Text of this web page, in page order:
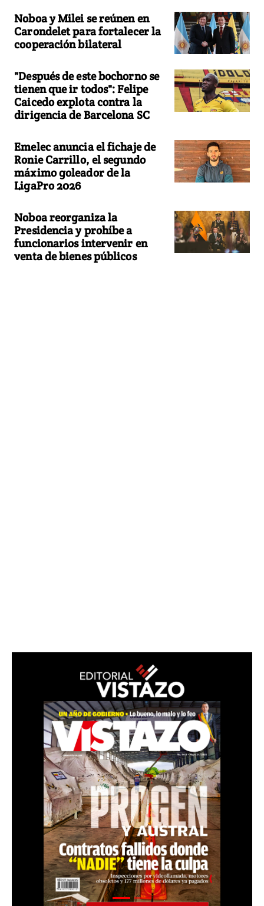
Noboa y Milei se reúnen en
Carondelet para fortalecer la
cooperación bilateral
"Después de este bochorno se
tienen que ir todos": Felipe
Caicedo explota contra la
dirigencia de Barcelona SC
Emelec anuncia el fichaje de
Ronie Carrillo, el segundo
máximo goleador de la
LigaPro 2026
Noboa reorganiza la
Presidencia y prohíbe a
funcionarios intervenir en
venta de bienes públicos